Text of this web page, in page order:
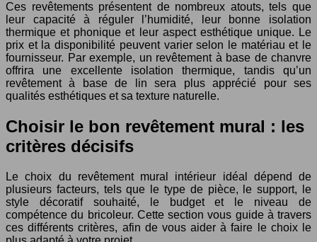
Ces revêtements présentent de nombreux atouts, tels que
leur capacité à réguler l’humidité, leur bonne isolation
thermique et phonique et leur aspect esthétique unique. Le
prix et la disponibilité peuvent varier selon le matériau et le
fournisseur. Par exemple, un revêtement à base de chanvre
offrira une excellente isolation thermique, tandis qu’un
revêtement à base de lin sera plus apprécié pour ses
qualités esthétiques et sa texture naturelle.
Choisir le bon revêtement mural : les
critères décisifs
Le choix du revêtement mural intérieur idéal dépend de
plusieurs facteurs, tels que le type de pièce, le support, le
style décoratif souhaité, le budget et le niveau de
compétence du bricoleur. Cette section vous guide à travers
ces différents critères, afin de vous aider à faire le choix le